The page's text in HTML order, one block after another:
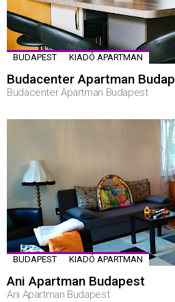
BUDAPEST KIADÓ APARTMAN
Budacenter Apartman
Budacenter Apartman Budapest
BUDAPEST KIADÓ APARTMAN
Ani Apartman Budapest
Ani Apartman Budapest